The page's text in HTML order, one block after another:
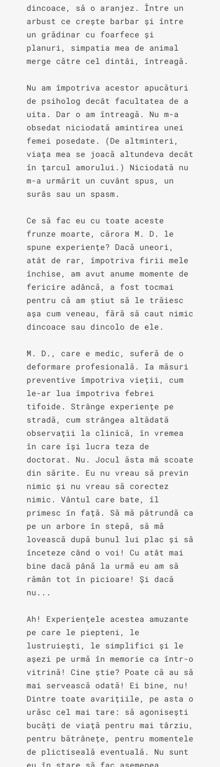
dincoace, să o aranjez. Între un
arbust ce crește barbar și între
un grădinar cu foarfece și
planuri, simpatia mea de animal
merge către cel dintâi, întreagă.
Nu am împotriva acestor apucături
de psiholog decât facultatea de a
uita. Dar o am întreagă. Nu m-a
obsedat niciodată amintirea unei
femei posedate. (De altminteri,
viața mea se joacă altundeva decât
în țarcul amorului.) Niciodată nu
m-a urmărit un cuvânt spus, un
surâs sau un spasm.
Ce să fac eu cu toate aceste
frunze moarte, cărora M. D. le
spune experiențe? Dacă uneori,
atât de rar, împotriva firii mele
închise, am avut anume momente de
fericire adâncă, a fost tocmai
pentru că am știut să le trăiesc
așa cum veneau, fără să caut nimic
dincoace sau dincolo de ele.
M. D., care e medic, suferă de o
deformare profesională. Ia măsuri
preventive împotriva vieții, cum
le-ar lua împotriva febrei
tifoide. Strânge experiențe pe
stradă, cum strângea altădată
observații la clinică, în vremea
în care își lucra teza de
doctorat. Nu. Jocul ăsta mă scoate
din sărite. Eu nu vreau să previn
nimic și nu vreau să corectez
nimic. Vântul care bate, îl
primesc în față. Să mă pătrundă ca
pe un arbore în stepă, să mă
lovească după bunul lui plac și să
înceteze când o voi! Cu atât mai
bine dacă până la urmă eu am să
rămân tot în picioare! Și dacă
nu...
Ah! Experiențele acestea amuzante
pe care le piepteni, le
lustruiești, le simplifici și le
așezi pe urmă în memorie ca într-o
vitrină! Cine știe? Poate că au să
mai servească odată! Ei bine, nu!
Dintre toate avarițiile, pe asta o
urăsc cel mai tare: să agonisești
bucăți de viață pentru mai târziu,
pentru bătrânețe, pentru momentele
de plictiseală eventuală. Nu sunt
eu în stare să fac asemenea